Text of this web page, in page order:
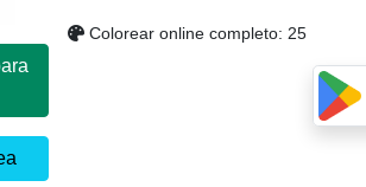
Colorear online completo: 25